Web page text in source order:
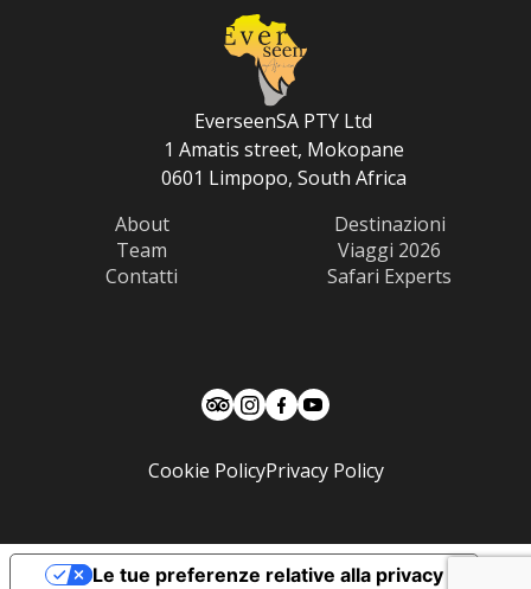
EverseenSA PTY Ltd
1 Amatis street, Mokopane
0601 Limpopo, South Africa
About
Team
Contatti
Destinazioni
Viaggi 2026
Safari Experts
Cookie PolicyPrivacy Policy
Le tue preferenze relative alla privacy